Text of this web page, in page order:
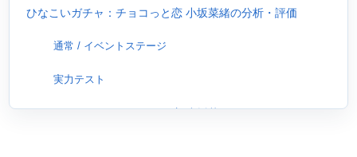
ひなこいガチャ：チョコっと恋 小坂菜緒の分析・評価
通常 / イベントステージ
実力テスト
ひなこいガチャ：チョコっと恋 小坂菜緒のシナジー例